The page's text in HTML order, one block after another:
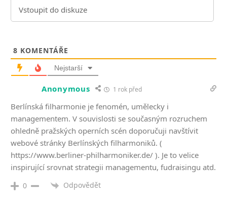
8 KOMENTÁŘE
Nejstarší
Anonymous 1 rok před
Berlínská filharmonie je fenomén, umělecky i
managementem. V souvislosti se současným rozruchem
ohledně pražských operních scén doporučuji navštívit
webové stránky Berlínských filharmoniků. (
https://www.berliner-philharmoniker.de/ ). Je to velice
inspirující srovnat strategii managementu, fudraisingu atd.
0 Odpovědět